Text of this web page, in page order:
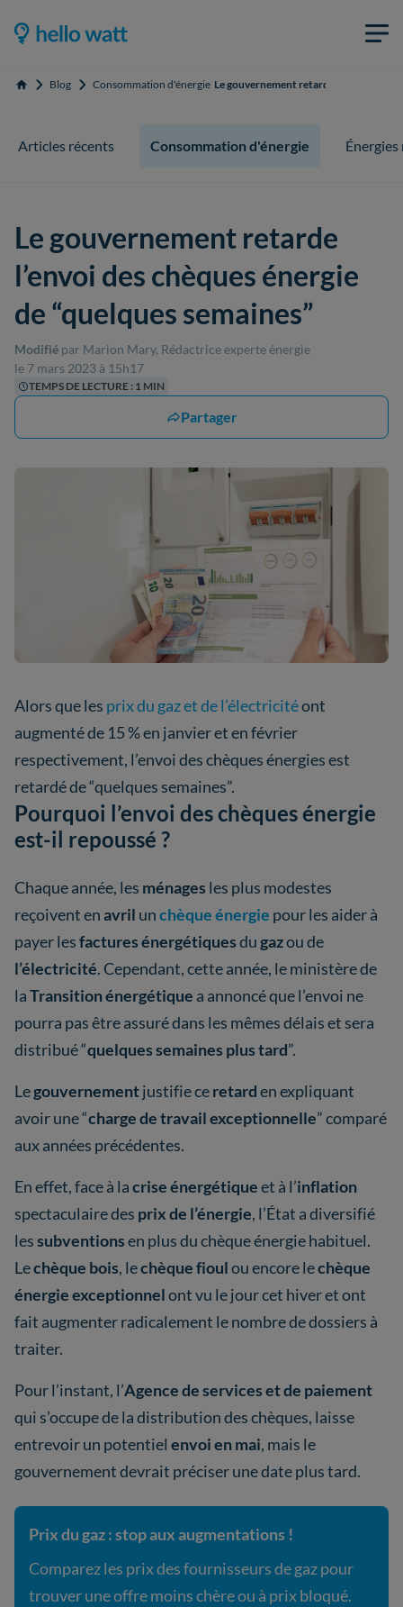
Accueil Blog Consommation d'énergie Le gouvernement retarde l’envoi des
Articles récents Consommation d'énergie
Le gouvernement retarde
l’envoi des chèques énergie
de “quelques semaines”
Modifié par Marion Mary, Rédactrice experte énergie
le 7 mars 2023 à 15h17
TEMPS DE LECTURE : 1 MIN
Partager
Alors que les prix du gaz et de l’électricitéont
augmenté de 15 % en janvier et en février
respectivement, l’envoi des chèques énergies est
retardé de “quelques semaines”.
Pourquoi l’envoi des chèques énergie
est-il repoussé ?
Chaque année, les ménages les plus modestes
reçoivent enavril unchèque énergie pour les aider à
payer lesfactures énergétiquesdugazou de
l’électricité. Cependant, cette année, le ministère de
laTransition énergétique a annoncé que l’envoi ne
pourra pas être assuré dans les mêmes délais et sera
distribué “quelques semaines plus tard”.
Legouvernementjustifie ceretarden expliquant
avoir une “charge de travail exceptionnelle” comparé
aux années précédentes.
En effet, face à lacrise énergétiqueet à l’inflation
spectaculaire des prix de l’énergie, l’État a diversifié
lessubventionsen plus du chèque énergie habituel.
Lechèque bois, lechèque fioulou encore lechèque
énergie exceptionnelont vu le jour cet hiver et ont
fait augmenter radicalement le nombre de dossiers à
traiter.
Pour l’instant, l’Agence de services et de paiement
qui s’occupe de la distribution des chèques, laisse
entrevoir un potentiel envoi en mai, mais le
gouvernement devrait préciser une date plus tard.
Prix du gaz : stop aux augmentations !
Comparez les prix des fournisseurs de gaz pour
trouver une offre moins chère ou à prix bloqué.